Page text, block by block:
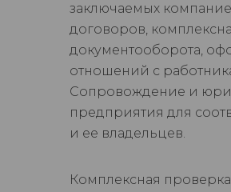
заключаемых
договоров,
документооборота,
отношений с
Сопровождение и
предприятия для
и ее владельцев.
Комплексная